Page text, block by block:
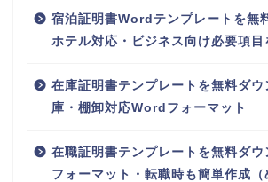
宿泊証明書Wordテンプレートを無
ホテル対応・ビジネス向け必要項目
在庫証明書テンプレートを無料ダウ
庫・棚卸対応Wordフォーマット
在職証明書テンプレートを無料ダ
フォーマット・転職時も簡単作成